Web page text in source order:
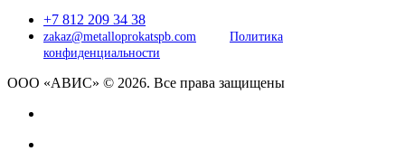
+7 812 209 34 38
zakaz@metalloprokatspb.com
Политика
конфиденциальности
ООО «АВИС» © 2026. Все права защищены